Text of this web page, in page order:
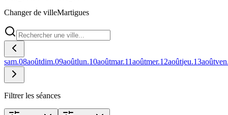
Changer de villeMartigues
sam.08aoûtdim.09aoûtlun.10aoûtmar.11aoûtmer.12aoûtjeu.13août
Filtrer les séances